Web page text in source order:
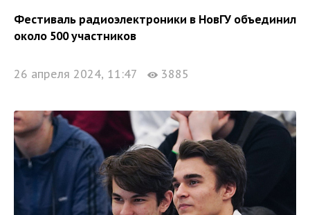
Фестиваль радиоэлектроники в НовГУ объединил
около 500 участников
26 апреля 2024, 11:47 3885